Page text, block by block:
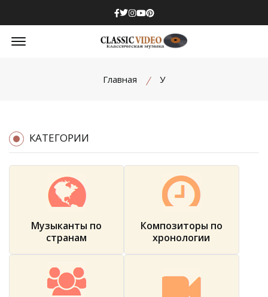
Facebook
Twitter
Instagram
Youtube
Pinterest
Offcanvas Menu Open
Главная У
КАТЕГОРИИ
Музыканты по
странам
Композиторы по
хронологии